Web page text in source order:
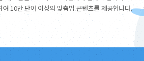
여 10만 단어 이상의 맞춤법 콘텐츠를 제공합니다.